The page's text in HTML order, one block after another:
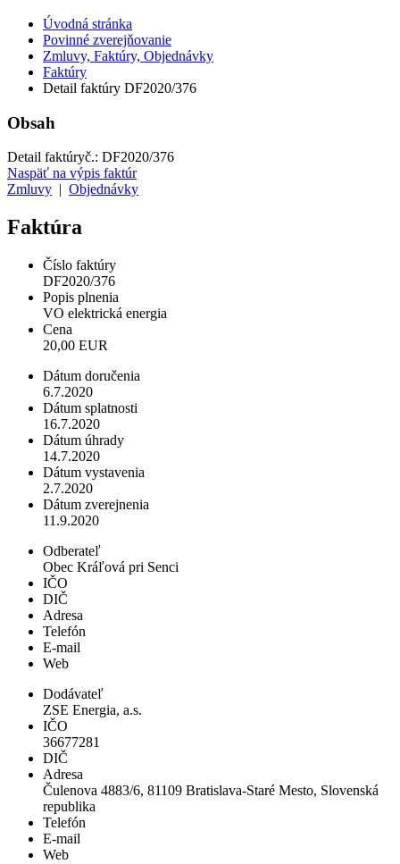
Úvodná stránka
Povinné zverejňovanie
Zmluvy, Faktúry, Objednávky
Faktúry
Detail faktúry DF2020/376
Obsah
Detail faktúryč.: DF2020/376
Naspäť na výpis faktúr
Zmluvy
Objednávky
Faktúra
Číslo faktúry
DF2020/376
Popis plnenia
VO elektrická energia
Cena
20,00 EUR
Dátum doručenia
6.7.2020
Dátum splatnosti
16.7.2020
Dátum úhrady
14.7.2020
Dátum vystavenia
2.7.2020
Dátum zverejnenia
11.9.2020
Odberateľ
Obec Kráľová pri Senci
IČO
DIČ
Adresa
Telefón
E-mail
Web
Dodávateľ
ZSE Energia, a.s.
IČO
36677281
DIČ
Adresa
Čulenova 4883/6, 81109 Bratislava-Staré Mesto, Slovenská
republika
Telefón
E-mail
Web